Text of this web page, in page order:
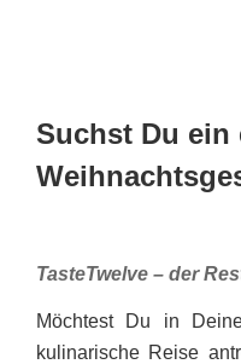
Suchst Du ein
TasteTwelve – der
Möchtest Du in
kulinarische Reise